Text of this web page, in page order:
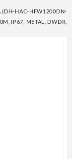
(DH-HAC-HFW1200DN-
IP67, METAL, DWDR,